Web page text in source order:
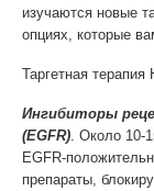
изучаются новые
опциях, которые
Таргетная
Ингибиторы
(EGFR) . Около 10-
EGFR-
препараты,